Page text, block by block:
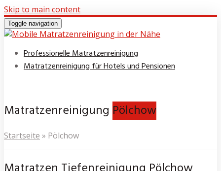
Skip to main content
Toggle navigation
Professionelle Matratzenreinigung
Matratzenreinigung für Hotels und Pensionen
Matratzenreinigung Pölchow
Startseite » Pölchow